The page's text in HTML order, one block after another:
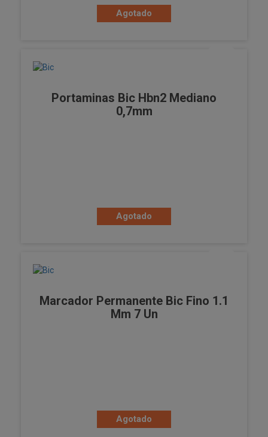
Agotado
Portaminas Bic Hbn2 Mediano
0,7mm
Agotado
Marcador Permanente Bic Fino 1.1
Mm 7 Un
Agotado